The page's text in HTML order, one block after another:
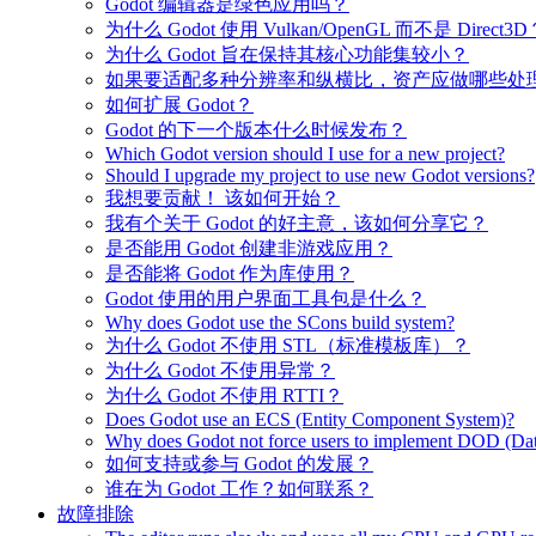
Godot 编辑器是绿色应用吗？
为什么 Godot 使用 Vulkan/OpenGL 而不是 Direct3D
为什么 Godot 旨在保持其核心功能集较小？
如果要适配多种分辨率和纵横比，资产应做哪些处
如何扩展 Godot？
Godot 的下一个版本什么时候发布？
Which Godot version should I use for a new project?
Should I upgrade my project to use new Godot versions?
我想要贡献！ 该如何开始？
我有个关于 Godot 的好主意，该如何分享它？
是否能用 Godot 创建非游戏应用？
是否能将 Godot 作为库使用？
Godot 使用的用户界面工具包是什么？
Why does Godot use the SCons build system?
为什么 Godot 不使用 STL（标准模板库）？
为什么 Godot 不使用异常？
为什么 Godot 不使用 RTTI？
Does Godot use an ECS (Entity Component System)?
Why does Godot not force users to implement DOD
如何支持或参与 Godot 的发展？
谁在为 Godot 工作？如何联系？
故障排除